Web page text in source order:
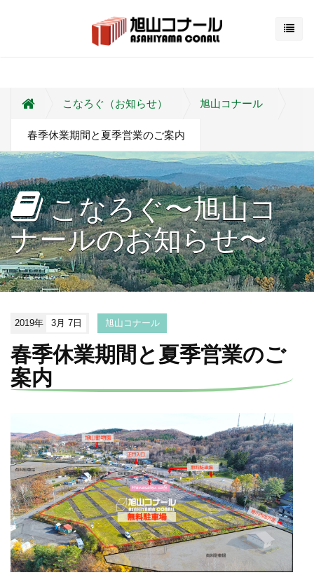
こなろぐ（お知らせ） 旭山コナール
春季休業期間と夏季営業のご案内
こなろぐ〜旭山コ
ナールのお知らせ〜
2019年 3月 7日 旭山コナール
春季休業期間と夏季営業のご
案内